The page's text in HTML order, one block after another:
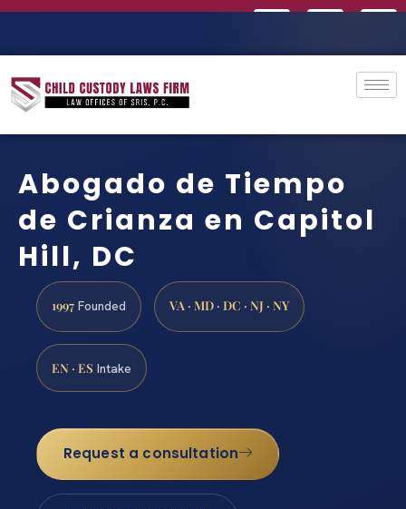
Abogado de Tiempo
de Crianza en Capitol
Hill, DC
1997 Founded VA · MD · DC · NJ · NY
EN · ES Intake
Request a consultation